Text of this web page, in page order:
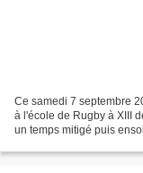
Ce samedi 7 septembre
à l'école de Rugby à XIII
un temps mitigé puis